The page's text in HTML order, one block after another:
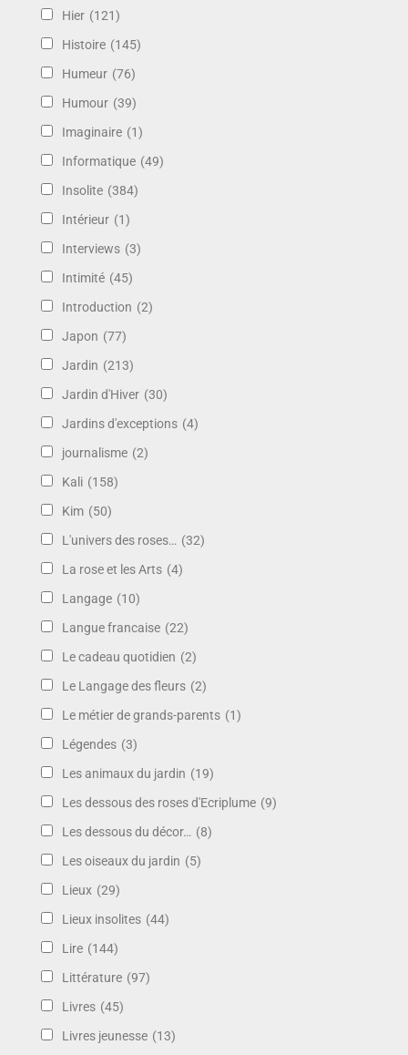
Hier (121)
Histoire (145)
Humeur (76)
Humour (39)
Imaginaire (1)
Informatique (49)
Insolite (384)
Intérieur (1)
Interviews (3)
Intimité (45)
Introduction (2)
Japon (77)
Jardin (213)
Jardin d'Hiver (30)
Jardins d'exceptions (4)
journalisme (2)
Kali (158)
Kim (50)
L'univers des roses… (32)
La rose et les Arts (4)
Langage (10)
Langue francaise (22)
Le cadeau quotidien (2)
Le Langage des fleurs (2)
Le métier de grands-parents (1)
Légendes (3)
Les animaux du jardin (19)
Les dessous des roses d'Ecriplume (9)
Les dessous du décor… (8)
Les oiseaux du jardin (5)
Lieux (29)
Lieux insolites (44)
Lire (144)
Littérature (97)
Livres (45)
Livres jeunesse (13)